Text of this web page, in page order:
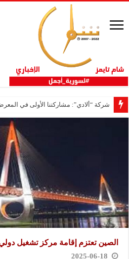
شركة “ألادي”: مشاركتنا الأولى في
الصين تعتزم إقامة مركز تشغيل
2025-06-18